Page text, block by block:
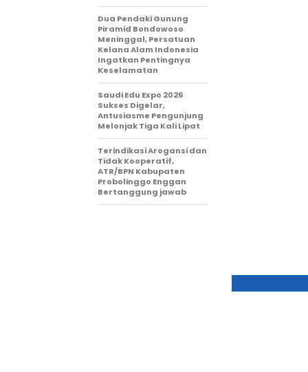
Dua Pendaki Gunung
Piramid Bondowoso
Meninggal, Persatuan
Kelana Alam Indonesia
Ingatkan Pentingnya
Keselamatan
Saudi Edu Expo 2026
Sukses Digelar,
Antusiasme Pengunjung
Melonjak Tiga Kali Lipat
Terindikasi Arogansi dan
Tidak Kooperatif,
ATR/BPN Kabupaten
Probolinggo Enggan
Bertanggung jawab